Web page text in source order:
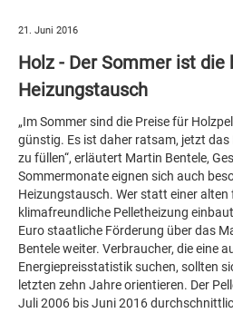
21. Juni 2016
Holz - Der Sommer ist die
Heizungstausch
„Im Sommer sind die Preise für
günstig. Es ist daher ratsam, jetzt
zu füllen“, erläutert Martin Bentele,
Sommermonate eignen sich auch
Heizungstausch. Wer statt einer alten
klimafreundliche Pelletheizung
Euro staatliche Förderung über das
Bentele weiter. Verbraucher, die eine
Energiepreisstatistik suchen, sollten
letzten zehn Jahre orientieren. Der
Juli 2006 bis Juni 2016